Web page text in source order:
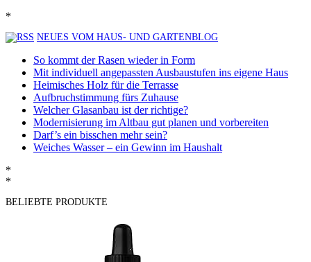
*
NEUES VOM HAUS- UND GARTENBLOG
So kommt der Rasen wieder in Form
Mit individuell angepassten Ausbaustufen ins eigene Haus
Heimisches Holz für die Terrasse
Aufbruchstimmung fürs Zuhause
Welcher Glasanbau ist der richtige?
Modernisierung im Altbau gut planen und vorbereiten
Darf’s ein bisschen mehr sein?
Weiches Wasser – ein Gewinn im Haushalt
*
*
BELIEBTE PRODUKTE